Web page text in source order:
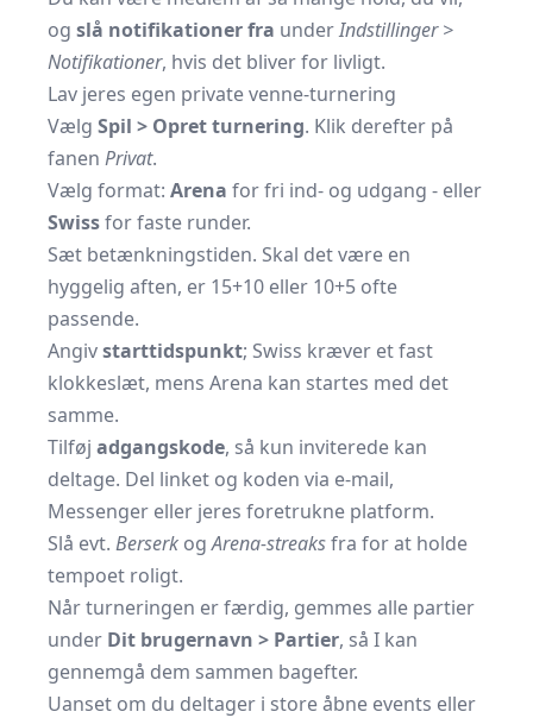
og slå notifikationer fra underIndstillinger >
Notifikationer, hvis det bliver for livligt.
Lav jeres egen private venne-turnering
Vælg Spil > Opret turnering. Klik derefter på
fanen Privat.
Vælg format: Arena for fri ind- og udgang - eller
Swissfor faste runder.
Sæt betænkningstiden. Skal det være en
hyggelig aften, er 15+10 eller 10+5 ofte
passende.
Angivstarttidspunkt; Swiss kræver et fast
klokkeslæt, mens Arena kan startes med det
samme.
Tilføj adgangskode, så kun inviterede kan
deltage. Del linket og koden via e-mail,
Messenger eller jeres foretrukne platform.
Slå evt. Berserk ogArena-streaksfra for at holde
tempoet roligt.
Når turneringen er færdig, gemmes alle partier
under Dit brugernavn > Partier, så I kan
gennemgå dem sammen bagefter.
Uanset om du deltager i store åbne events eller